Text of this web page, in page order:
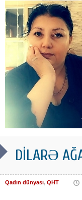
DİLARƏ
Qadın dünyası, QHT